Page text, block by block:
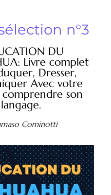
n°3
DU
Livre complet
Dresser,
Avec votre
son
langage.
Cominotti